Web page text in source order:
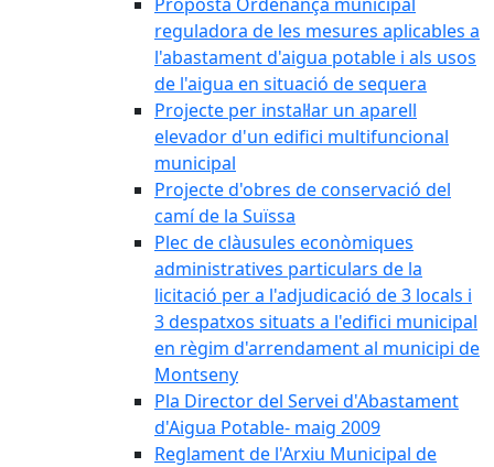
reguladora de les mesures aplicables a
l'abastament d'aigua potable i als usos
de l'aigua en situació de sequera
Projecte per instal·lar un aparell
elevador d'un edifici multifuncional
municipal
Projecte d'obres de conservació del
camí de la Suïssa
Plec de clàusules econòmiques
administratives particulars de la
licitació per a l'adjudicació de 3 locals i
3 despatxos situats a l'edifici municipal
en règim d'arrendament al municipi de
Montseny
Pla Director del Servei d'Abastament
d'Aigua Potable- maig 2009
Reglament de l'Arxiu Municipal de